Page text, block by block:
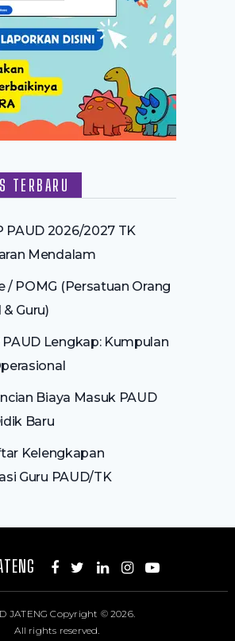
TERBARU
PAUD 2026/2027 TK
Mendalam
/ POMG (Persatuan Orang
Guru)
PAUD Lengkap: Kumpulan
Biaya Masuk PAUD
Baru
Kelengkapan
Guru PAUD/TK
JATENG Copyright © 2026.
All rights reserved.